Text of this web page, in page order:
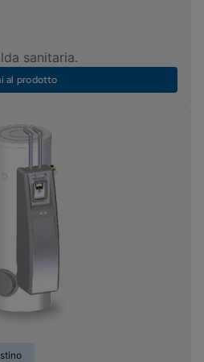
sanitaria.
al prodotto